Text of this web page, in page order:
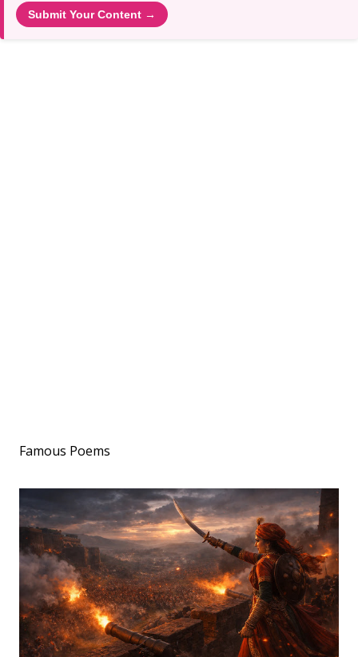
Submit Your Content →
Famous Poems